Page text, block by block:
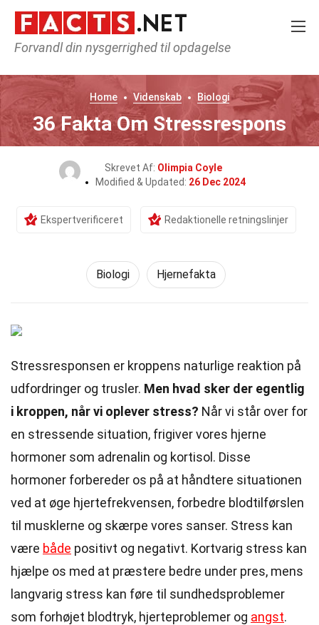
Forvandl din nysgerrighed til opdagelse
Home Videnskab Biologi
36 Fakta Om Stressrespons
Skrevet Af: Olimpia Coyle
Modified & Updated: 26 Dec 2024
Ekspertverificeret Redaktionelle retningslinjer
Biologi Hjernefakta
Stressresponsen er kroppens naturlige reaktion på
udfordringer og trusler. Men hvad sker der egentlig
i kroppen, når vi oplever stress? Når vi står over for
en stressende situation, frigiver vores hjerne
hormoner som adrenalin og kortisol. Disse
hormoner forbereder os på at håndtere situationen
ved at øge hjertefrekvensen, forbedre blodtilførslen
til musklerne og skærpe vores sanser. Stress kan
være både positivt og negativt. Kortvarig stress kan
hjælpe os med at præstere bedre under pres, mens
langvarig stress kan føre til sundhedsproblemer
som forhøjet blodtryk, hjerteproblemer og angst.